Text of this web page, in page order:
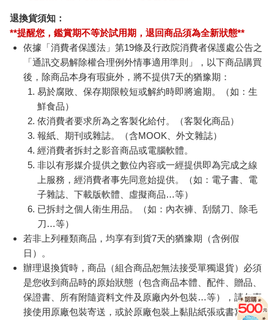
退換貨須知：
**提醒您，鑑賞期不等於試用期，退回商品須為全新狀態**
依據「消費者保護法」第19條及行政院消費者保護處公告之
「通訊交易解除權合理例外情事適用準則」，以下商品購買
後，除商品本身有瑕疵外，將不提供7天的猶豫期：
易於腐敗、保存期限較短或解約時即將逾期。（如：生
鮮食品）
依消費者要求所為之客製化給付。（客製化商品）
報紙、期刊或雜誌。（含MOOK、外文雜誌）
經消費者拆封之影音商品或電腦軟體。
非以有形媒介提供之數位內容或一經提供即為完成之線
上服務，經消費者事先同意始提供。（如：電子書、電
子雜誌、下載版軟體、虛擬商品…等）
已拆封之個人衛生用品。（如：內衣褲、刮鬍刀、除毛
刀…等）
若非上列種類商品，均享有到貨7天的猶豫期（含例假
日）。
辦理退換貨時，商品（組合商品恕無法接受單獨退貨）必須
是您收到商品時的原始狀態（包含商品本體、配件、贈品、
保證書、所有附隨資料文件及原廠內外包裝…等），請勿直
接使用原廠包裝寄送，或於原廠包裝上黏貼紙張或書寫文